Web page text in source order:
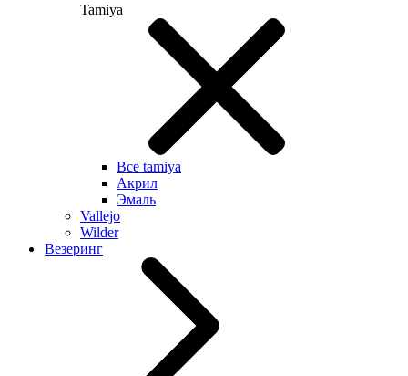
Tamiya
Все tamiya
Акрил
Эмаль
Vallejo
Wilder
Везеринг